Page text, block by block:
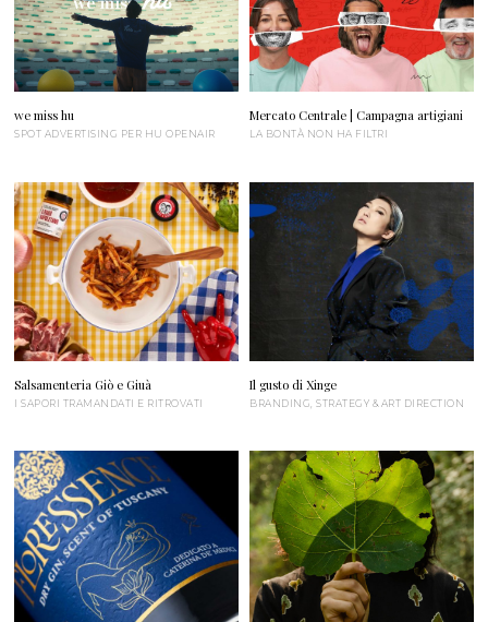
we miss hu
SPOT ADVERTISING PER HU OPENAIR
Mercato Centrale | Campagna artigiani
LA BONTÀ NON HA FILTRI
Salsamenteria Giò e Giuà
I SAPORI TRAMANDATI E RITROVATI
Il gusto di Xinge
BRANDING, STRATEGY & ART DIRECTION